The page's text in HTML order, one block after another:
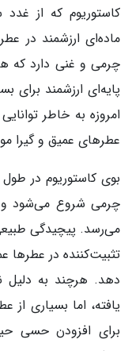
کاستوریوم که از
ماده‌ای ارزشمند در
چرمی و غنی دارد که
پایه‌ای ارزشمند
امروزه به خاطر
عطرهای عمیق و گیرا
بوی کاستوریوم در
چرمی شروع می‌شود و
می‌رسد. پیچیدگی
تثبیت‌کننده در عطرها
دهد. هرچند به دلیل
یافته، اما بسیاری
برای افزودن حسی